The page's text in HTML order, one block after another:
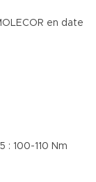
en date
: 100-110 Nm